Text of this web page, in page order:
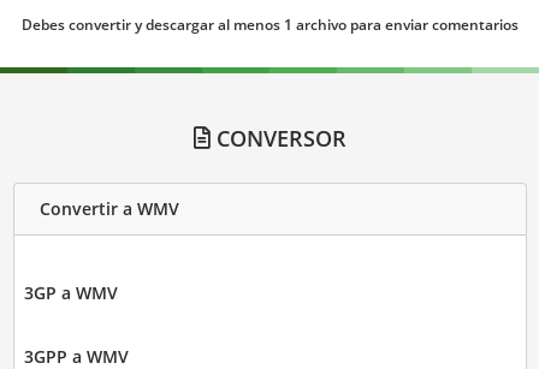
Debes convertir y descargar al menos 1 archivo para enviar comentarios
CONVERSOR
Convertir a WMV
3GP a WMV
3GPP a WMV